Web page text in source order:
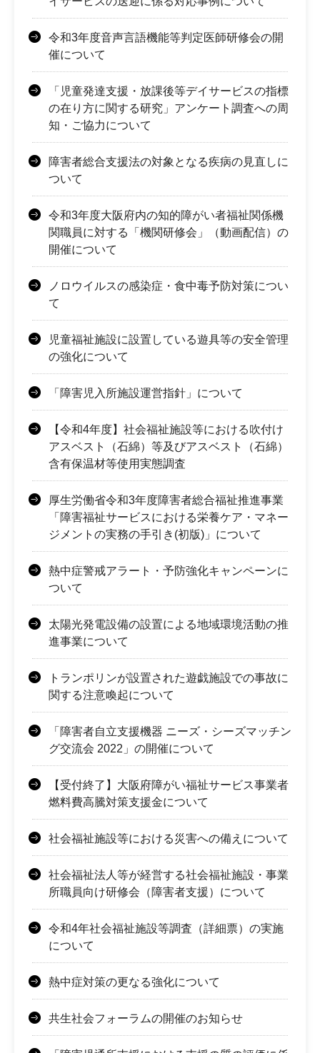
令和3年度音声言語機能等判定医師研修会の開
催について
「児童発達支援・放課後等デイサービスの指標
の在り方に関する研究」アンケート調査への周
知・ご協力について
障害者総合支援法の対象となる疾病の見直しに
ついて
令和3年度大阪府内の知的障がい者福祉関係機
関職員に対する「機関研修会」（動画配信）の
開催について
ノロウイルスの感染症・食中毒予防対策につい
て
児童福祉施設に設置している遊具等の安全管理
の強化について
「障害児入所施設運営指針」について
【令和4年度】社会福祉施設等における吹付け
アスベスト（石綿）等及びアスベスト（石綿）
含有保温材等使用実態調査
厚生労働省令和3年度障害者総合福祉推進事業
「障害福祉サービスにおける栄養ケア・マネー
ジメントの実務の手引き(初版)」について
熱中症警戒アラート・予防強化キャンペーンに
ついて
太陽光発電設備の設置による地域環境活動の推
進事業について
トランポリンが設置された遊戯施設での事故に
関する注意喚起について
「障害者自立支援機器 ニーズ・シーズマッチン
グ交流会 2022」の開催について
【受付終了】大阪府障がい福祉サービス事業者
燃料費高騰対策支援金について
社会福祉施設等における災害への備えについて
社会福祉法人等が経営する社会福祉施設・事業
所職員向け研修会（障害者支援）について
令和4年社会福祉施設等調査（詳細票）の実施
について
熱中症対策の更なる強化について
共生社会フォーラムの開催のお知らせ